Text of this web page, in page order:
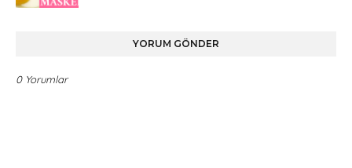
YORUM GÖNDER
0 Yorumlar